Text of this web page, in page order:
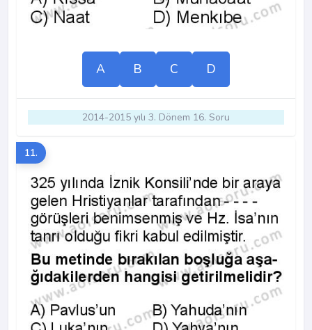
A B C D
2014-2015 yılı 3. Dönem 16. Soru
11.